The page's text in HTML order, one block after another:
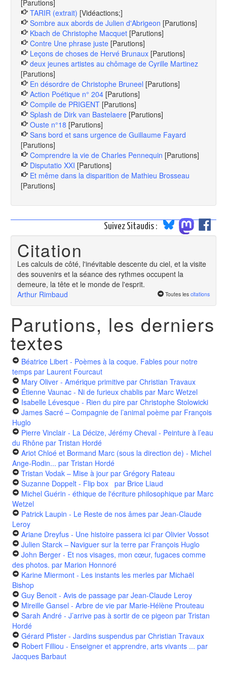
[Parutions]
TARIR (extrait) [Vidéactions;]
Sombre aux abords de Julien d'Abrigeon [Parutions]
Kbach de Christophe Macquet [Parutions]
Contre Une phrase juste [Parutions]
Leçons de choses de Hervé Brunaux [Parutions]
deux jeunes artistes au chômage de Cyrille Martinez
[Parutions]
En désordre de Christophe Bruneel [Parutions]
Action Poétique n° 204 [Parutions]
Compile de PRIGENT [Parutions]
Splash de Dirk van Bastelaere [Parutions]
Ouste n°18 [Parutions]
Sans bord et sans urgence de Guillaume Fayard
[Parutions]
Comprendre la vie de Charles Pennequin [Parutions]
Disputatio XXI [Parutions]
Et même dans la disparition de Mathieu Brosseau
[Parutions]
Suivez Sitaudis :
Citation
Les calculs de côté, l'inévitable descente du ciel, et la visite
des souvenirs et la séance des rythmes occupent la
demeure, la tête et le monde de l'esprit.
Arthur Rimbaud
Toutes les citations
Parutions, les derniers
textes
Béatrice Libert - Poèmes à la coque. Fables pour notre
temps par Laurent Fourcaut
Mary Oliver - Amérique primitive par Christian Travaux
Étienne Vaunac - Ni de furieux chablis par Marc Wetzel
Isabelle Lévesque - Rien du pire par Christophe Stolowicki
James Sacré – Compagnie de l’animal poème par François
Huglo
Pierre Vinclair - La Décize, Jérémy Cheval - Peinture à l’eau
du Rhône par Tristan Hordé
Ariot Chloé et Bormand Marc (sous la direction de) - Michel
Ange-Rodin... par Tristan Hordé
Tristan Vodak – Mise à jour par Grégory Rateau
Suzanne Doppelt - Flip box par Brice Liaud
Michel Guérin - éthique de l'écriture philosophique par Marc
Wetzel
Patrick Laupin - Le Reste de nos âmes par Jean-Claude
Leroy
Ariane Dreyfus - Une histoire passera ici par Olivier Vossot
Julien Starck – Naviguer sur la terre par François Huglo
John Berger - Et nos visages, mon cœur, fugaces comme
des photos. par Marion Honnoré
Karine Miermont - Les instants les merles par Michaël
Bishop
Guy Benoit - Avis de passage par Jean-Claude Leroy
Mireille Gansel - Arbre de vie par Marie-Hélène Prouteau
Sarah André - J’arrive pas à sortir de ce pigeon par Tristan
Hordé
Gérard Pfister - Jardins suspendus par Christian Travaux
Robert Filliou - Enseigner et apprendre, arts vivants ... par
Jacques Barbaut